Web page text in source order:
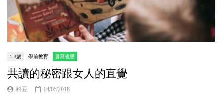
1-3歲 學前教育 書寫省思
共讀的秘密跟女人的直覺
科豆 14/05/2018